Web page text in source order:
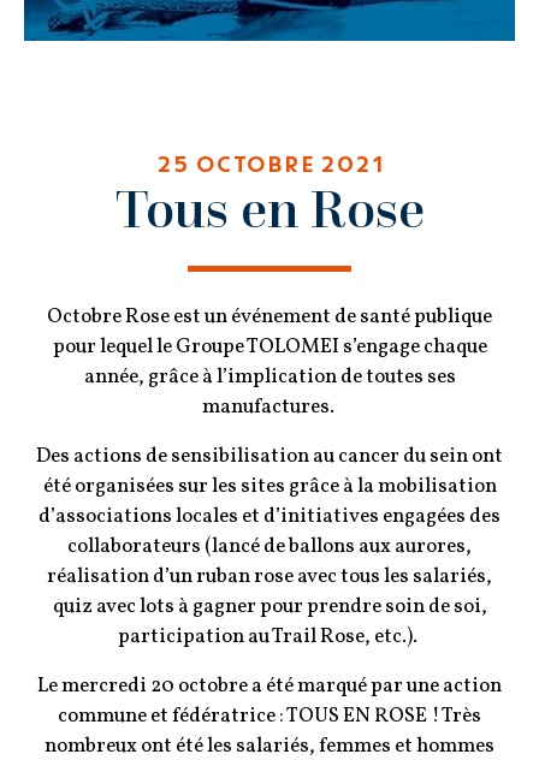
25 OCTOBRE 2021
Tous en Rose
Octobre Rose est un événement de santé publique
pour lequel le Groupe TOLOMEI s’engage chaque
année, grâce à l’implication de toutes ses
manufactures.
Des actions de sensibilisation au cancer du sein ont
été organisées sur les sites grâce à la mobilisation
d’associations locales et d’initiatives engagées des
collaborateurs (lancé de ballons aux aurores,
réalisation d’un ruban rose avec tous les salariés,
quiz avec lots à gagner pour prendre soin de soi,
participation au Trail Rose, etc.).
Le mercredi 20 octobre a été marqué par une action
commune et fédératrice : TOUS EN ROSE ! Très
nombreux ont été les salariés, femmes et hommes